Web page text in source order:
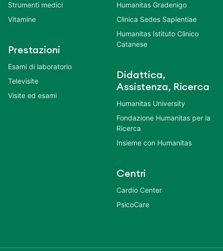
Strumenti medici
Vitamine
Prestazioni
Esami di laboratorio
Televisite
Visite ed esami
Humanitas Gradenigo
Clinica Sedes Sapientiae
Humanitas Istituto Clinico
Catanese
Didattica,
Assistenza, Ricerca
Humanitas University
Fondazione Humanitas per la
Ricerca
Insieme con Humanitas
Centri
Cardio Center
PsicoCare